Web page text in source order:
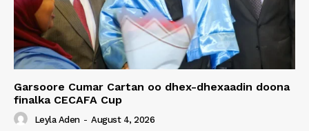
Garsoore Cumar Cartan oo dhex-dhexaadin doona
finalka CECAFA Cup
Leyla Aden - August 4, 2026